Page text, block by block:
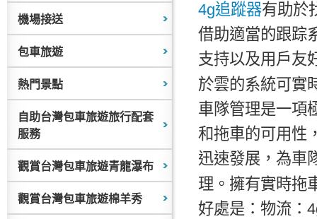
機場接送
包車旅遊
熱門景點
自助台灣包車旅遊旅行配套
服務
觀賞台灣包車旅遊青龍瀑布
觀賞台灣包車旅遊棉羊秀
4g追蹤器有助於
借助適當的跟踪
支持以及用戶友
於雲的系統可實
車隊管理是一項
和拖車的可用性
迅速發展，為車
理。擁有實時拖
好處是：物流：